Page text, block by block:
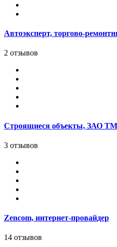
Автоэксперт, торгово-
2 отзывов
Строящиеся объекты, ЗАО
3 отзывов
Zencom, интернет-провайдер
14 отзывов